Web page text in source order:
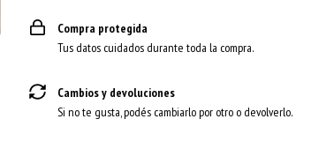
Compra protegida
Tus datos cuidados durante toda la compra.
Cambios y devoluciones
Si no te gusta, podés cambiarlo por otro o devolverlo.